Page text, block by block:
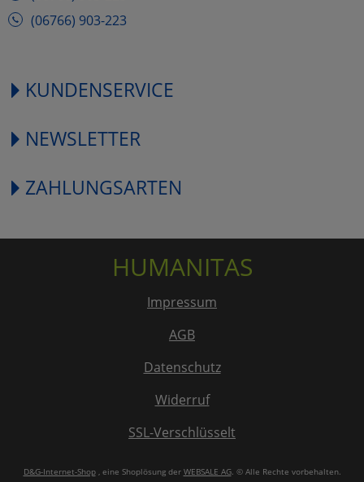
(06766) 903-223
KUNDENSERVICE
NEWSLETTER
ZAHLUNGSARTEN
HUMANITAS
Impressum
AGB
Datenschutz
Widerruf
SSL-Verschlüsselt
D&G-Internet-Shop, eine Shoplösung der WEBSALE AG. © Alle Rechte vorbehalten.